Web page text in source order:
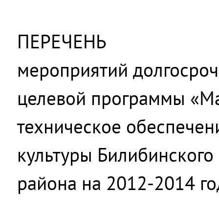
ПЕРЕЧЕНЬ
мероприятий
целевой программы
техническое
культуры
района на 2012-2014